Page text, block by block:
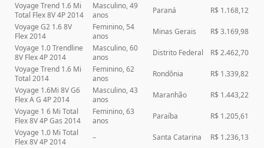
Voyage Trend 1.6 Mi
Total Flex 8V 4P 2014
Masculino, 49
anos
Paraná
R$ 1.168,12
Voyage G2 1.6 8V
Flex 2014
Feminino, 54
anos
Minas Gerais
R$ 3.169,98
Voyage 1.0 Trendline
8V Flex 4P 2014
Masculino, 60
anos
Distrito Federal
R$ 2.462,70
Voyage Trend 1.6 Mi
Total 2014
Feminino, 62
anos
Rondônia
R$ 1.339,82
Voyage 1.6Mi 8V G6
Flex A G 4P 2014
Masculino, 43
anos
Maranhão
R$ 1.443,22
Voyage 1 6 Mi Total
Flex 8V 4P Gas 2014
Feminino, 63
anos
Paraíba
R$ 1.205,61
Voyage 1.0 Mi Total
Flex 8V 4P 2014
– Santa Catarina
R$ 1.236,13